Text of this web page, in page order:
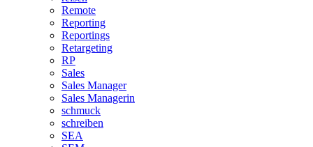
Remote
Reporting
Reportings
Retargeting
RP
Sales
Sales Manager
Sales Managerin
schmuck
schreiben
SEA